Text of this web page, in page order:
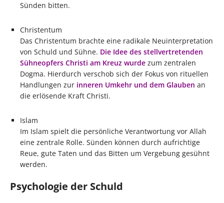
Sünden bitten.
Christentum
Das Christentum brachte eine radikale Neuinterpretation
von Schuld und Sühne. Die Idee des stellvertretenden
Sühneopfers Christi am Kreuz wurde zum zentralen
Dogma. Hierdurch verschob sich der Fokus von rituellen
Handlungen zur inneren Umkehr und dem Glauben an
die erlösende Kraft Christi.
Islam
Im Islam spielt die persönliche Verantwortung vor Allah
eine zentrale Rolle. Sünden können durch aufrichtige
Reue, gute Taten und das Bitten um Vergebung gesühnt
werden.
Psychologie der Schuld